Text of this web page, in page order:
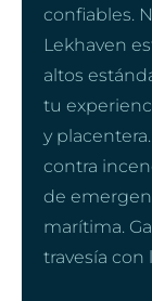
confiables.
Lekhaven
altos
tu
y
contra
de
marítima.
travesía con